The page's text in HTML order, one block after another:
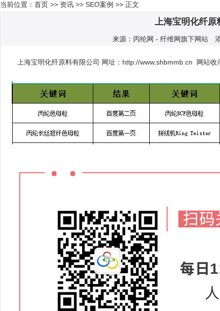
当前位置： 首页 >> 资讯 >> SEO案例 >> 正文
上海宝明化纤
来源：丙纶网 - 纤维网旗下网站
上海宝明化纤原料有限公司 网址：http://www.shbmmb.cn 网站收